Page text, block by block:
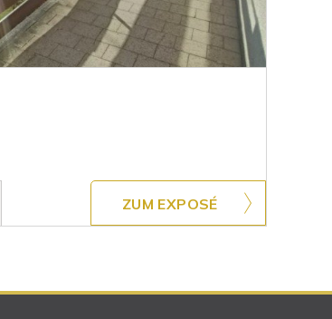
ZUM EXPOSÉ